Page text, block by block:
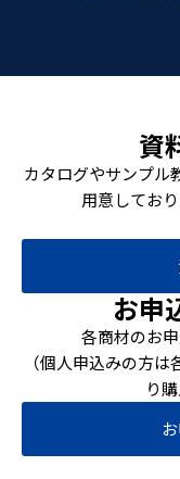
資
カタログやサンプル
用意してお
お申
各商材のお
（個人申込みの方
り